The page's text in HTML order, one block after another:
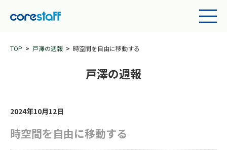
TOP 戸澤の週報 時空間を自由に移動する
戸澤の週報
2024年10月12日
時空間を自由に移動する